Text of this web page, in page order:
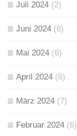
Juli 2024 (2)
Juni 2024 (6)
Mai 2024 (6)
April 2024 (8)
März 2024 (7)
Februar 2024 (6)